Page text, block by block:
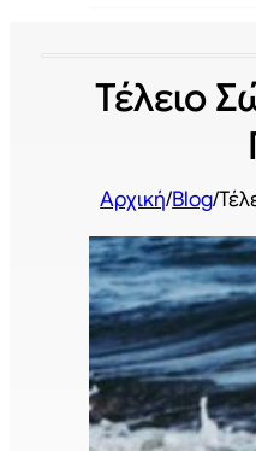
Τέλειο
Αρχική/Blog/